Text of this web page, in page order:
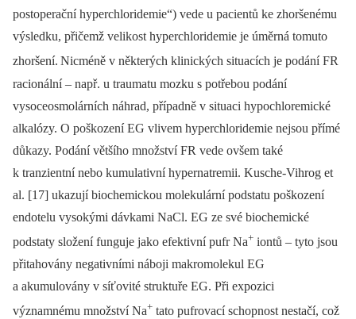
postoperační hyperchloridemie“) vede u pa­cientů ke zhoršenému
výsledku, přičemž velikost hyperchloridemie je úměrná tomuto
zhoršení. Nicméně v některých klinických situacích je podání FR
racionální –⁠ např. u traumatu mozku s potřebou podání
vysoceosmolárních náhrad, případně v situaci hypochloremické
alkalózy. O poškození EG vlivem hyperchloridemie nejsou přímé
důkazy. Podání většího množství FR vede ovšem také
k tranzientní nebo kumulativní hypernatremii. Kusche-Vihrog et
al. [17] ukazují biochemickou molekulární podstatu poškození
endotelu vysokými dávkami NaCl. EG ze své biochemické
podstaty složení funguje jako efektivní pufr Na+ iontů –⁠ tyto jsou
přitahovány negativními náboji makromolekul EG
a akumulovány v síťovité struktuře EG. Při expozici
významnému množství Na+ tato pufrovací schopnost nestačí, což